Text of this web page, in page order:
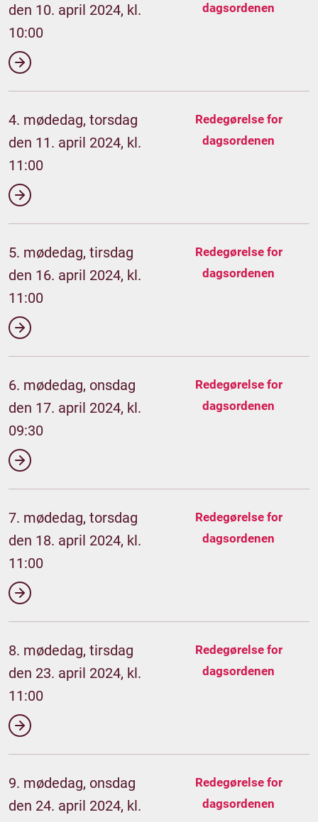
den 10. april 2024, kl.
10:00
dagsordenen
4. mødedag, torsdag
den 11. april 2024, kl.
11:00
Redegørelse for
dagsordenen
5. mødedag, tirsdag
den 16. april 2024, kl.
11:00
Redegørelse for
dagsordenen
6. mødedag, onsdag
den 17. april 2024, kl.
09:30
Redegørelse for
dagsordenen
7. mødedag, torsdag
den 18. april 2024, kl.
11:00
Redegørelse for
dagsordenen
8. mødedag, tirsdag
den 23. april 2024, kl.
11:00
Redegørelse for
dagsordenen
9. mødedag, onsdag
den 24. april 2024, kl.
Redegørelse for
dagsordenen